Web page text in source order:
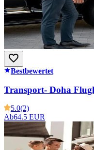
Bestbewertet
Transport- Doha
5.0(2)
Ab64.5 EUR